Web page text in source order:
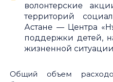
волонтерские
территорий
Астане — Центра
поддержки детей,
жизненной
Общий объем